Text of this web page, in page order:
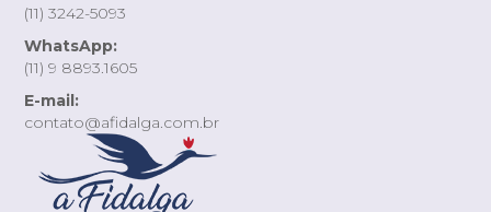
(11) 3242-5093
WhatsApp:
(11) 9 8893.1605
E-mail:
contato@afidalga.com.br